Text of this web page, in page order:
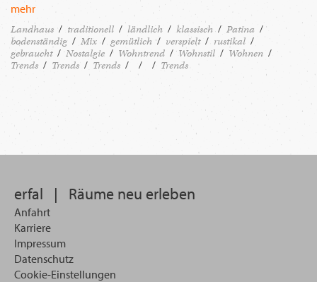
mehr
Landhaus traditionell ländlich klassisch
Patina
bodenständig
Mix gemütlich verspielt
rustikal
gebraucht
Nostalgie Wohntrend Wohnstil
Wohnen
Trends
Trends Trends Trends
erfal | Räume neu erleben
Anfahrt
Karriere
Impressum
Datenschutz
Cookie-Einstellungen